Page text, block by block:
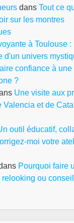
dans Tout ce
sur les montres
à Toulouse :
d'un univers
confiance à une
?
Une visite aux
Valencia et de
outil éducatif,
moi votre
Pourquoi faire
ou